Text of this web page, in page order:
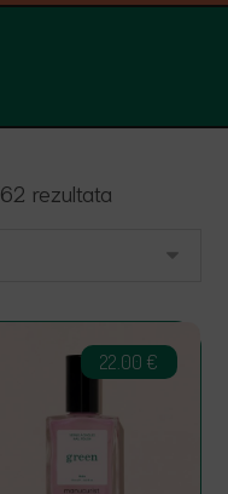
rezultata
22.00 €